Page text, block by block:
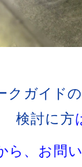
クガイド
検討に方
ら、お問